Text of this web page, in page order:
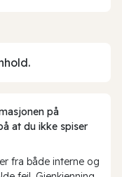
på
at du ikke spiser
fra både interne og